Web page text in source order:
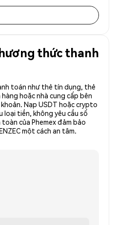
thức thanh
toán như thẻ tín dụng, thẻ
hoặc nhà cung cấp bên
Nạp USDT hoặc crypto
tiền, không yêu cầu số
của Phemex đảm bảo
một cách an tâm.